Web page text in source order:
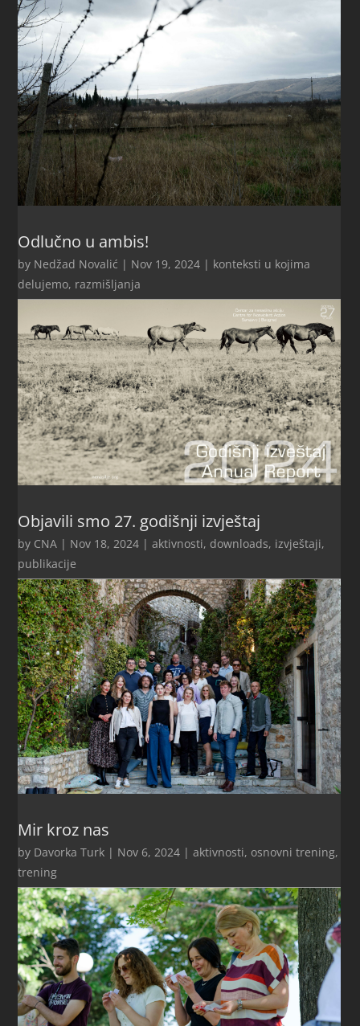
Odlučno u ambis!
by Nedžad Novalić | Nov 19, 2024 | konteksti u kojima
delujemo, razmišljanja
Objavili smo 27. godišnji izvještaj
by CNA | Nov 18, 2024 |aktivnosti, downloads, izvještaji,
publikacije
Mir kroz nas
by Davorka Turk | Nov 6, 2024 |aktivnosti, osnovni trening,
trening